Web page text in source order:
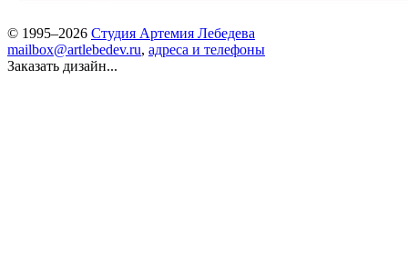
© 1995–2026 Студия Артемия Лебедева
mailbox@artlebedev.ru, адреса и телефоны
Заказать дизайн...